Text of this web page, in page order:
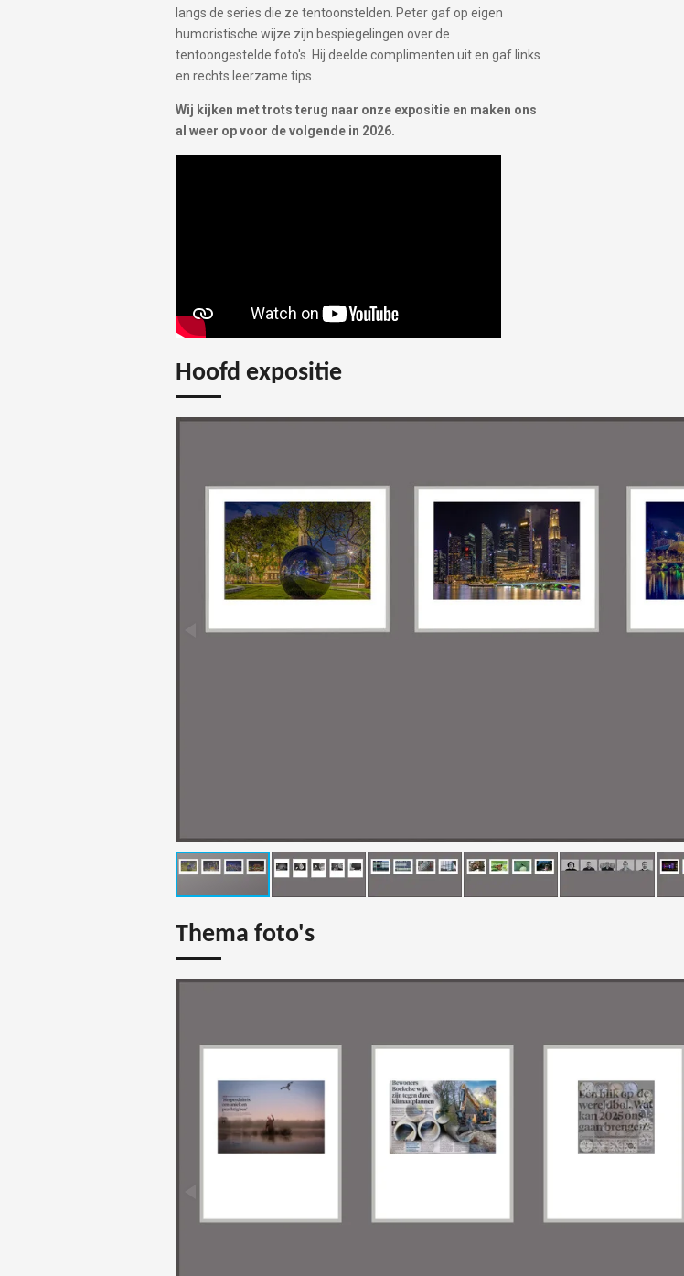
langs de series die ze tentoonstelden. Peter gaf op eigen
humoristische wijze zijn bespiegelingen over de
tentoongestelde foto's. Hij deelde complimenten uit en gaf links
en rechts leerzame tips.
Wij kijken met trots terug naar onze expositie en maken ons
al weer op voor de volgende in 2026.
Hoofd expositie
Thema foto's